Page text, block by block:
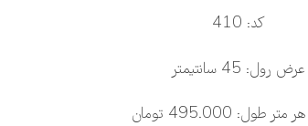
کد: 410
عرض رول: 45 سانتیمتر
طول: 495.000 تومان